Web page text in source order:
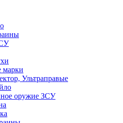
марки
Ультраправые
оружие ЗСУ